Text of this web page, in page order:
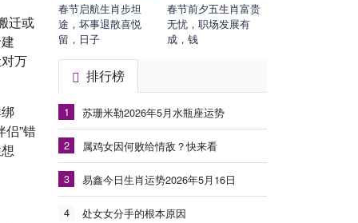
迁或
万
”错
春节启航生肖步坦
途，坏事退散喜悦
留，日子
春节前夕五生肖富贵
无忧，职场发展有
成，钱
排行榜
1 苏珊米勒2026年5月水瓶座运势
2 属鸡女因何败给情敌？快来看
3 易鑫今日生肖运势2026年5月16日
4 处女女分手的根本原因